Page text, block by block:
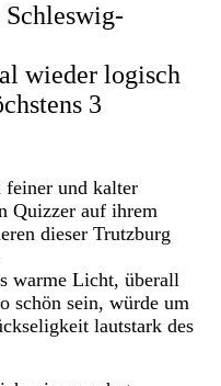
Schleswig-
wieder logisch
3
und kalter
Quizzer auf ihrem
dieser Trutzburg
warme Licht, überall
schön sein, würde um
lautstark des